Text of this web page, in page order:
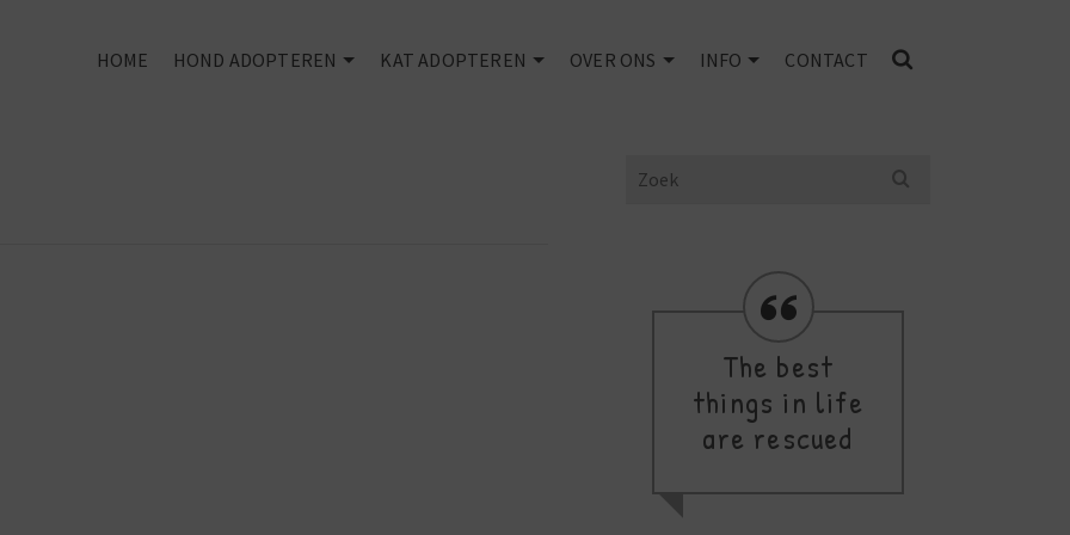
HOME HOND ADOPTEREN KAT ADOPTEREN OVER ONS INFO CONTACT
Search
The best
things in life
are rescued